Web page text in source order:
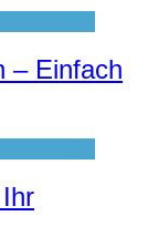
– Einfach